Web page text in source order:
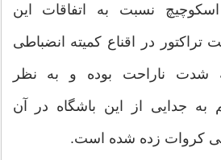
نسبت به اتفاقات این
در اقناع کمیته انضباطی
شدت ناراحت بوده و به نظر
جدایی از این باشگاه در آن
کروات زده شده است.